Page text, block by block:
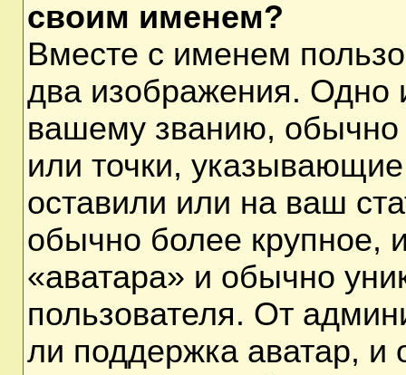
своим именем?
Вместе с именем
два изображения. Одно
вашему званию, обычно
или точки,
оставили или на ваш
обычно более крупное,
«аватара» и обычно
пользователя. От
ли поддержка аватар, и